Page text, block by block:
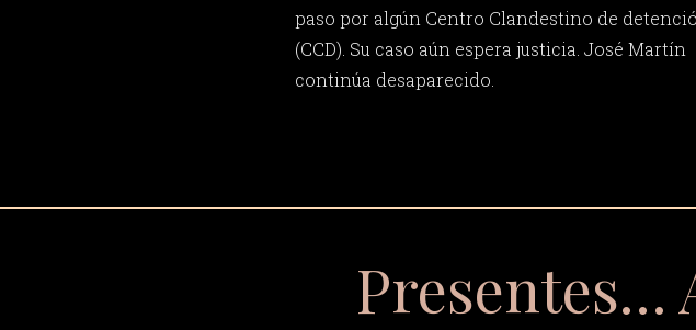
paso por algún Centro Clandestino de
(CCD). Su caso aún espera justicia. José Martín
continúa desaparecido.
Presentes…